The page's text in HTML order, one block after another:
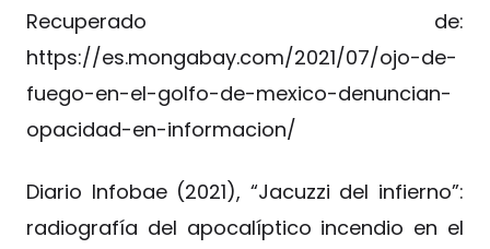
Recuperado de:
https://es.mongabay.com/2021/07/ojo-de-
fuego-en-el-golfo-de-mexico-denuncian-
opacidad-en-informacion/
Diario Infobae (2021), “Jacuzzi del infierno”:
radiografía del apocalíptico incendio en el